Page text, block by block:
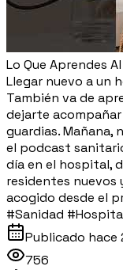
Lo Que Aprendes
Llegar nuevo a un
También va de
dejarte
guardias. Mañana,
el podcast
día en el hospital,
residentes nuevos
acogido desde el
#Sanidad
Publicado hace
756